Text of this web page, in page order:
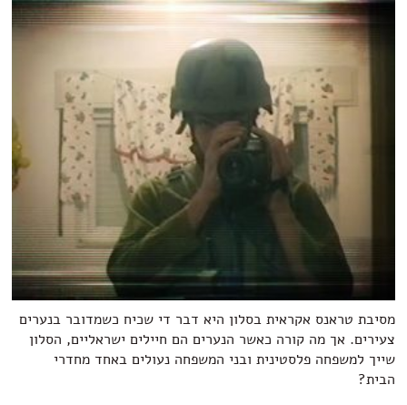
מסיבת טראנס אקראית בסלון היא דבר די שכיח כשמדובר בנערים
צעירים. אך מה קורה כאשר הנערים הם חיילים ישראליים, הסלון
שייך למשפחה פלסטינית ובני המשפחה נעולים באחד מחדרי
הבית?